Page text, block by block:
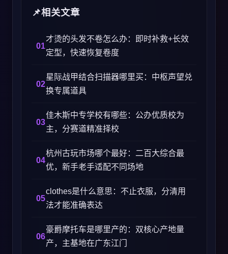
相关文章
才烫的头发不卷怎么办：即时补救+长效
定型，快速恢复卷度
星际战甲结合扫描器哪里买：中枢声望兑
换专属道具
佳木斯中专学校有哪些：公办优质校为
主，分赛道精准择校
杭州古玩市场哪个最好：二百大综合最
优，新手老手适配不同场地
clothes是什么意思：不止衣服，分清用
法才能准确表达
豪爵摩托车是哪里产的：双核心产地量
产，主基地在广东江门